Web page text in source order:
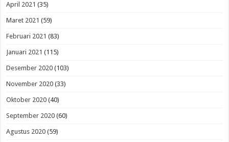
April 2021 (35)
Maret 2021 (59)
Februari 2021 (83)
Januari 2021 (115)
Desember 2020 (103)
November 2020 (33)
Oktober 2020 (40)
September 2020 (60)
Agustus 2020 (59)